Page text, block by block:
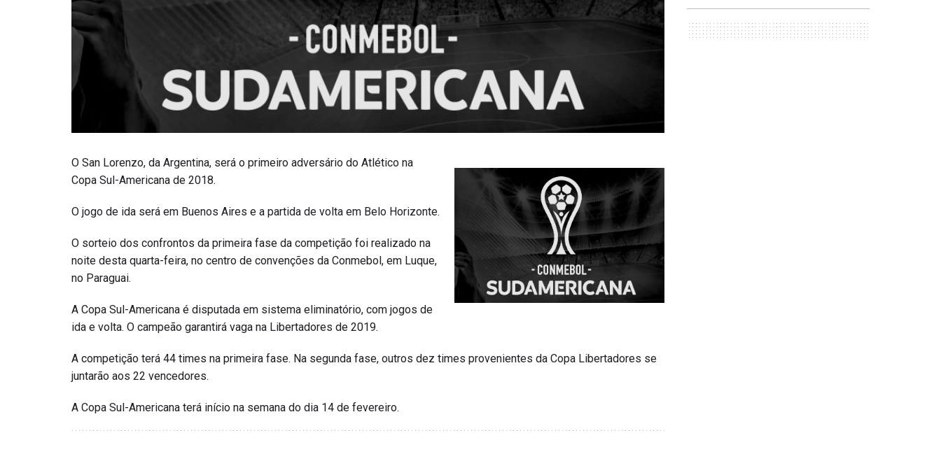
O San Lorenzo, da Argentina, será o primeiro adversário do Atlético na
Copa Sul-Americana de 2018.
O jogo de ida será em Buenos Aires e a partida de volta em Belo Horizonte.
O sorteio dos confrontos da primeira fase da competição foi realizado na
noite desta quarta-feira, no centro de convenções da Conmebol, em Luque,
no Paraguai.
A Copa Sul-Americana é disputada em sistema eliminatório, com jogos de
ida e volta. O campeão garantirá vaga na Libertadores de 2019.
A competição terá 44 times na primeira fase. Na segunda fase, outros dez times provenientes da Copa Libertadores se
juntarão aos 22 vencedores.
A Copa Sul-Americana terá início na semana do dia 14 de fevereiro.